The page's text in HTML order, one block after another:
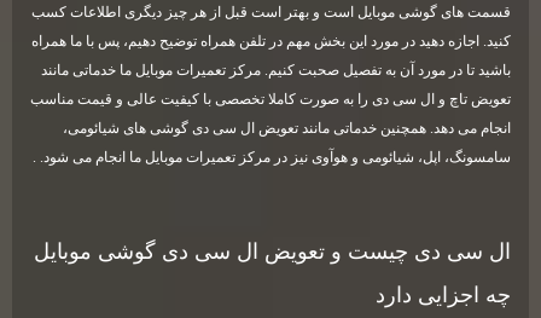
قسمت های گوشی موبایل است و بهتر است قبل از هر چیز دیگری اطلاعات کسب
کنید. اجازه دهید در مورد این بخش مهم در تلفن همراه توضیح دهیم، پس با ما همراه
باشید تا در مورد آن به تفصیل صحبت کنیم. مرکز تعمیرات موبایل ما خدماتی مانند
تعویض تاچ و ال سی دی را به صورت کاملا تخصصی با کیفیت عالی و قیمت مناسب
انجام می دهد. همچنین خدماتی مانند تعویض ال سی دی گوشی های شیائومی،
سامسونگ، اپل، شیائومی و هوآوی نیز در مرکز تعمیرات موبایل ما انجام می شود. .
ال سی دی چیست و تعویض ال سی دی گوشی موبایل
چه اجزایی دارد